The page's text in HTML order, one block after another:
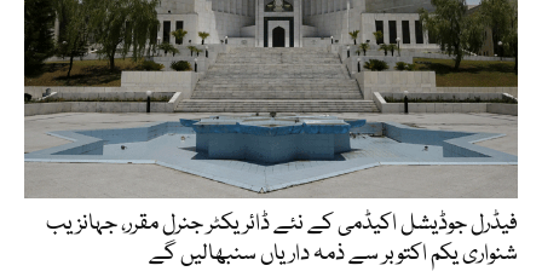
فیڈرل جوڈیشل اکیڈمی کے نئے ڈائریکٹر جنرل مقرر، جہانزیب
شنواری یکم اکتوبر سے ذمہ داریاں سنبھالیں گے